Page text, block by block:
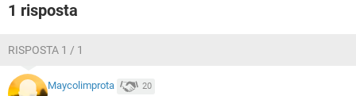
1 risposta
RISPOSTA 1 / 1
Maycolimprota 20